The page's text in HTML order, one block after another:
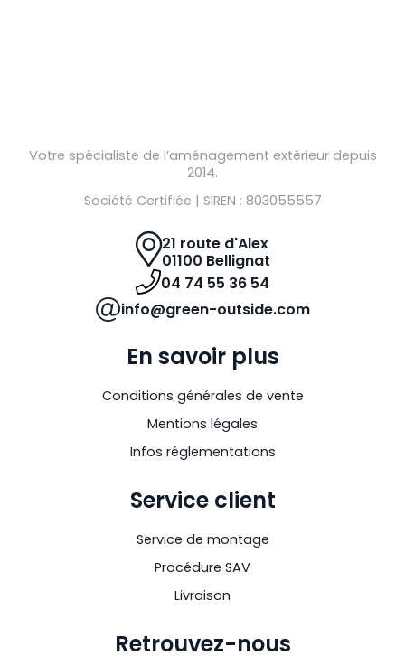
Votre spécialiste de l’aménagement extérieur depuis
2014.
Société Certifiée | SIREN : 803055557
21 route d'Alex
01100 Bellignat
04 74 55 36 54
info@green-outside.com
En savoir plus
Conditions générales de vente
Mentions légales
Infos réglementations
Service client
Service de montage
Procédure SAV
Livraison
Retrouvez-nous